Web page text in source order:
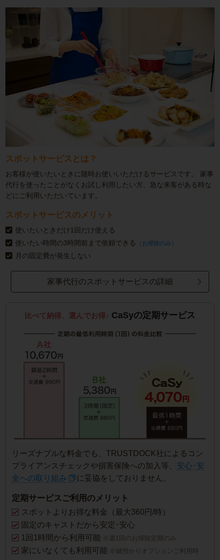
スポットサービスとは？
お客様が使いたいときに随時お使いいただけるサービスです。
家事
代行を使ったことがなくお試し利用したい方、急な来客がある時な
どにご利用いただいています。
スポットサービスのメリット
使いたいときだけ1回だけ使える
使いたい時間の3時間前まで依頼できる
（お掃除のみ）
月の固定費が発生しない
家事代行のスポットサービスの詳細
比べて納得、選んでお得♪ CaSyの定期サービス
リーズナブルな料金でも、TRUSTDOCK社によるコン
プライアンスチェックや損害保険への加入等、 安心･安
全への取り組み
に妥協をしておりません。
定期サービスご利用のメリット
スポットよりお得な料金（最大360円/時）
固定のキャストだから安定･安心
1回1時間から利用可能 ※週1回のお掃除定期のみ
家にいなくても利用可能 ※鍵預かりオプションご利用時